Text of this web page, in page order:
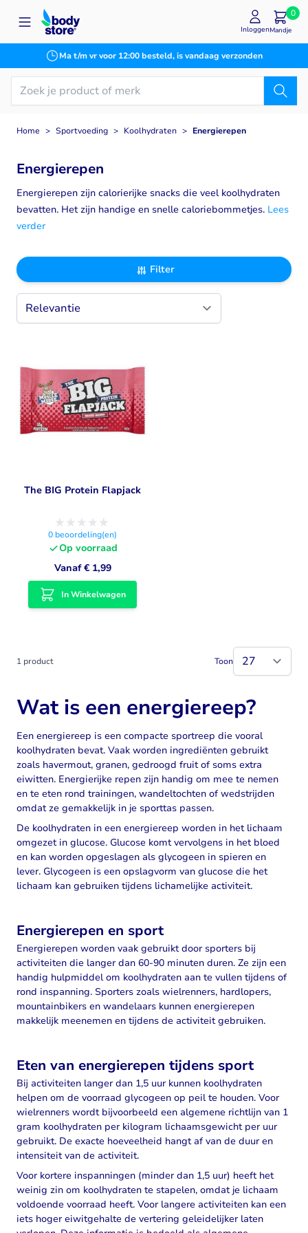
Ga naar de inhoud
Ma t/m vr voor 12:00 besteld, is vandaag verzonden
InloggenMandje
0
Home > Sportvoeding > Koolhydraten > Energierepen
Energierepen
Energierepen zijn calorierijke snacks die veel koolhydraten
bevatten. Het zijn handige en snelle caloriebommetjes. Lees
verder
Filter
The BIG Protein Flapjack
0 beoordeling(en)
Op voorraad
Vanaf€ 1,99
In Winkelwagen
1 product Toon
Wat is een energiereep?
Een energiereep is een compacte sportreep die vooral
koolhydraten bevat. Vaak worden ingrediënten gebruikt
zoals havermout, granen, gedroogd fruit of soms extra
eiwitten. Energierijke repen zijn handig om mee te nemen
en te eten rond trainingen, wandeltochten of wedstrijden
omdat ze gemakkelijk in je sporttas passen.
De koolhydraten in een energiereep worden in het lichaam
omgezet in glucose. Glucose komt vervolgens in het bloed
en kan worden opgeslagen als glycogeen in spieren en
lever. Glycogeen is een opslagvorm van glucose die het
lichaam kan gebruiken tijdens lichamelijke activiteit.
Energierepen en sport
Energierepen worden vaak gebruikt door sporters bij
activiteiten die langer dan 60-90 minuten duren. Ze zijn een
handig hulpmiddel om koolhydraten aan te vullen tijdens of
rond inspanning. Sporters zoals wielrenners, hardlopers,
mountainbikers en wandelaars kunnen energierepen
makkelijk meenemen en tijdens de activiteit gebruiken.
Eten van energierepen tijdens sport
Bij activiteiten langer dan 1,5 uur kunnen koolhydraten
helpen om de voorraad glycogeen op peil te houden. Voor
wielrenners wordt bijvoorbeeld een algemene richtlijn van 1
gram koolhydraten per kilogram lichaamsgewicht per uur
gebruikt. De exacte hoeveelheid hangt af van de duur en
intensiteit van de activiteit.
Voor kortere inspanningen (minder dan 1,5 uur) heeft het
weinig zin om koolhydraten te stapelen, omdat je lichaam
voldoende voorraad heeft. Voor langere activiteiten kan een
iets hoger eiwitgehalte de vertering geleidelijker laten